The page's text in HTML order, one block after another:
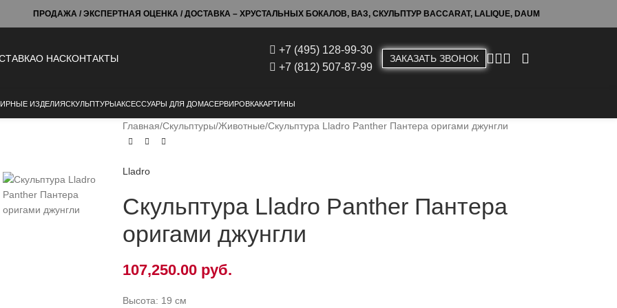
ПРОДАЖА / ЭКСПЕРТНАЯ ОЦЕНКА / ДОСТАВКА – ХРУСТАЛЬНЫХ БОКАЛОВ, ВАЗ, СКУЛЬПТУР BACCARAT, LALIQUE, DAUM
О НАСКОНТАКТЫ
+7 (495) 128-99-30
+7 (812) 507-87-99
ЗАКАЗАТЬ ЗВОНОК
ИЗДЕЛИЯСКУЛЬПТУРЫАКСЕССУАРЫ ДЛЯ ДОМАСЕРВИРОВКАКАРТИНЫ
Главная Скульптуры Животные Скульптура Lladro Panther Пантера оригами джунгли
Lladro
Скульптура Lladro Panther Пантера
оригами джунгли
107,250.00 руб.
Высота: 19 см